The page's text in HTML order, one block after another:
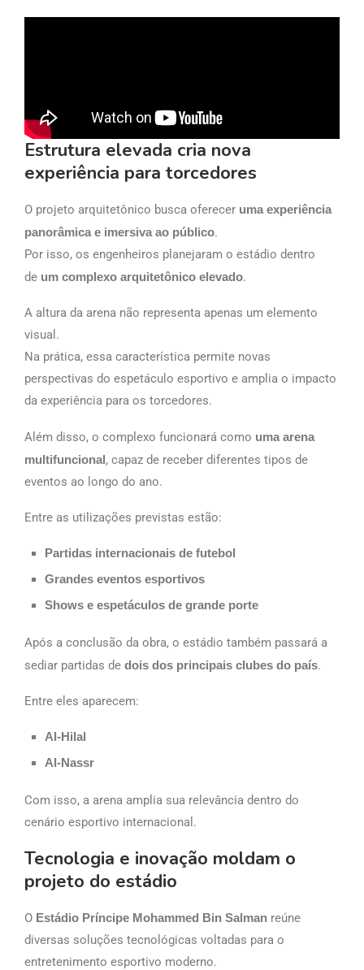
Estrutura elevada cria nova
experiência para torcedores
O projeto arquitetônico busca oferecer uma experiência
panorâmica e imersiva ao público.
Por isso, os engenheiros planejaram o estádio dentro
de um complexo arquitetônico elevado.
A altura da arena não representa apenas um elemento
visual.
Na prática, essa característica permite novas
perspectivas do espetáculo esportivo e amplia o impacto
da experiência para os torcedores.
Além disso, o complexo funcionará como uma arena
multifuncional, capaz de receber diferentes tipos de
eventos ao longo do ano.
Entre as utilizações previstas estão:
Partidas internacionais de futebol
Grandes eventos esportivos
Shows e espetáculos de grande porte
Após a conclusão da obra, o estádio também passará a
sediar partidas de dois dos principais clubes do país.
Entre eles aparecem:
Al-Hilal
Al-Nassr
Com isso, a arena amplia sua relevância dentro do
cenário esportivo internacional.
Tecnologia e inovação moldam o
projeto do estádio
O Estádio Príncipe Mohammed Bin Salman reúne
diversas soluções tecnológicas voltadas para o
entretenimento esportivo moderno.